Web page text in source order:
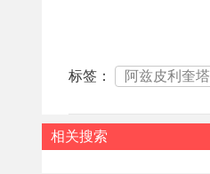
标签： 阿兹皮利奎塔
相关搜索